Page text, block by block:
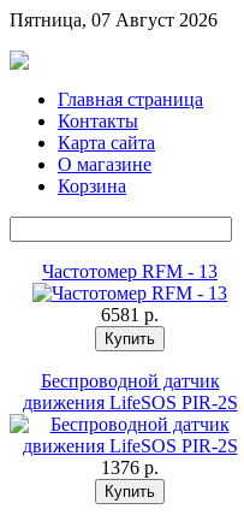
Пятница, 07 Август 2026
Главная страница
Контакты
Карта сайта
О магазине
Корзина
Частотомер RFM - 13
6581 p.
Беспроводной датчик
движения LifeSOS PIR-2S
1376 p.